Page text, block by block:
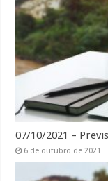
07/10/2021 –
6 de outubro de 2021